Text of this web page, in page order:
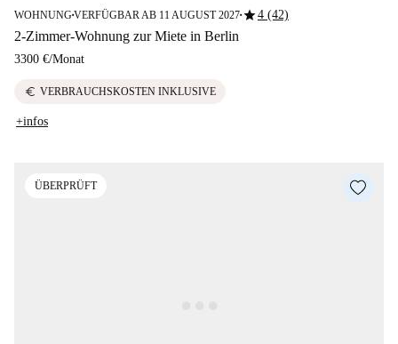
WOHNUNG■VERFÜGBAR AB 11 AUGUST 2027■star4 (42)
2-Zimmer-Wohnung zur Miete in Berlin
3300 €/Monat
euro VERBRAUCHSKOSTEN INKLUSIVE
+infos
ÜBERPRÜFT